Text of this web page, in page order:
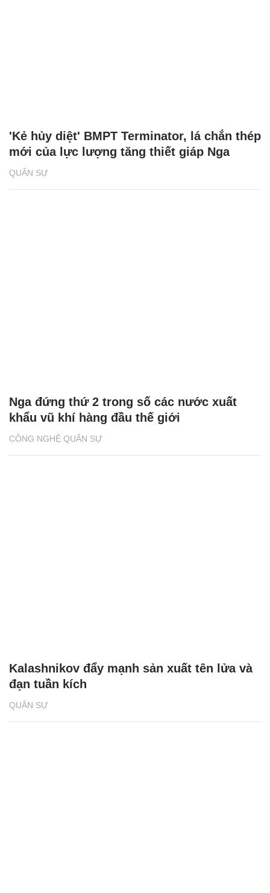
QUÂN SỰ
'Kẻ hủy diệt' BMPT Terminator, lá chắn thép
mới của lực lượng tăng thiết giáp Nga
CÔNG NGHỆ QUÂN SỰ
Nga đứng thứ 2 trong số các nước xuất
khẩu vũ khí hàng đầu thế giới
QUÂN SỰ
Kalashnikov đẩy mạnh sản xuất tên lửa và
đạn tuần kích